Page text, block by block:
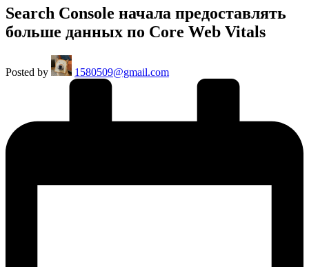
Search Console начала предоставлять
больше данных по Core Web Vitals
Posted by 1580509@gmail.com